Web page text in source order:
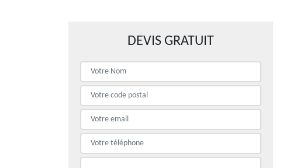
DEVIS GRATUIT